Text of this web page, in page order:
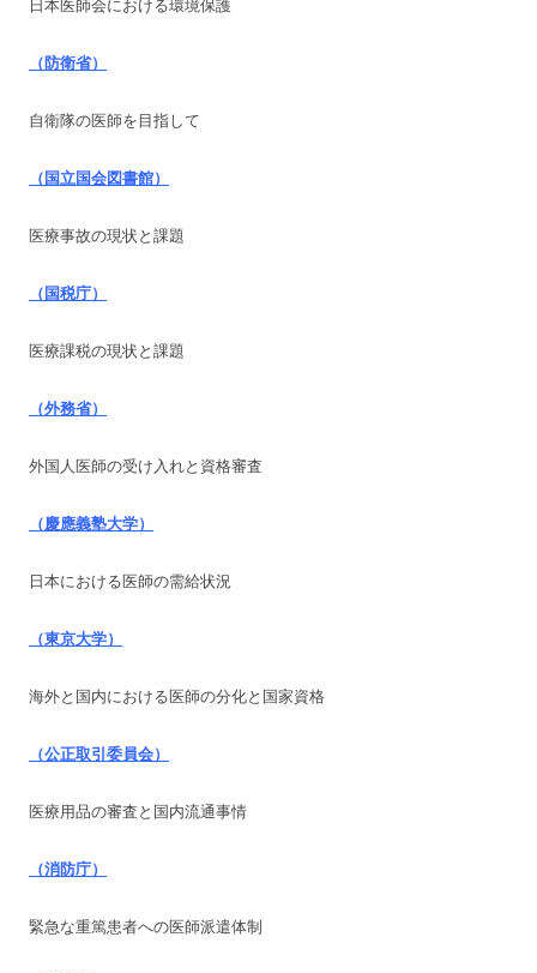
日本医師会における環境保護
（防衛省）
自衛隊の医師を目指して
（国立国会図書館）
医療事故の現状と課題
（国税庁）
医療課税の現状と課題
（外務省）
外国人医師の受け入れと資格審査
（慶應義塾大学）
日本における医師の需給状況
（東京大学）
海外と国内における医師の分化と国家資格
（公正取引委員会）
医療用品の審査と国内流通事情
（消防庁）
緊急な重篤患者への医師派遣体制